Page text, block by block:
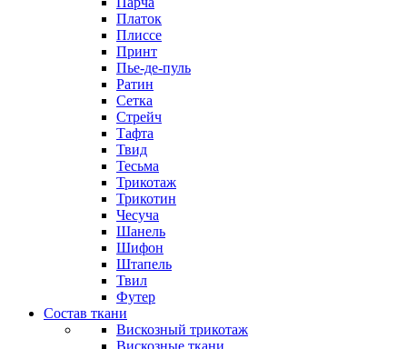
Платок
Плиссе
Принт
Пье-де-пуль
Ратин
Сетка
Стрейч
Тафта
Твид
Тесьма
Трикотаж
Трикотин
Чесуча
Шанель
Шифон
Штапель
Твил
Футер
Состав ткани
Вискозный трикотаж
Вискозные ткани